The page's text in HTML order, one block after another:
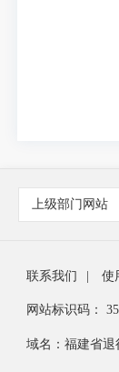
上级部门网站
联系我们 使
网站标识码：
域名：福建省